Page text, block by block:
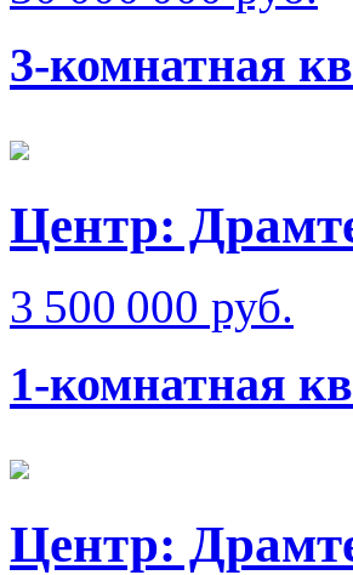
3-комнатная
Центр:
3 500 000 руб.
1-комнатная
Центр: